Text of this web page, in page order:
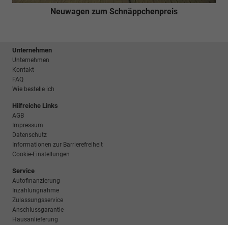
Neuwagen zum Schnäppchenpreis
Unternehmen
Unternehmen
Kontakt
FAQ
Wie bestelle ich
Hilfreiche Links
AGB
Impressum
Datenschutz
Informationen zur Barrierefreiheit
Cookie-Einstellungen
Service
Autofinanzierung
Inzahlungnahme
Zulassungsservice
Anschlussgarantie
Hausanlieferung